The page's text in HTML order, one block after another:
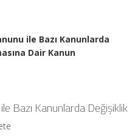
ile Bazı Kanunlarda
Dair Kanun
Bazı Kanunlarda Değişiklik